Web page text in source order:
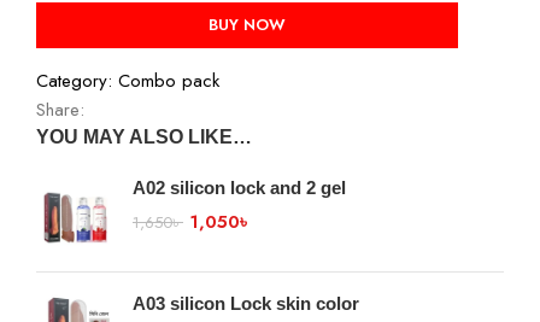
BUY NOW
Category: Combo pack
Share:
YOU MAY ALSO LIKE…
A02 silicon lock and 2 gel
1,650৳ 1,050৳
A03 silicon Lock skin color